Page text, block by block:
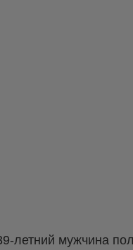
летний мужчина